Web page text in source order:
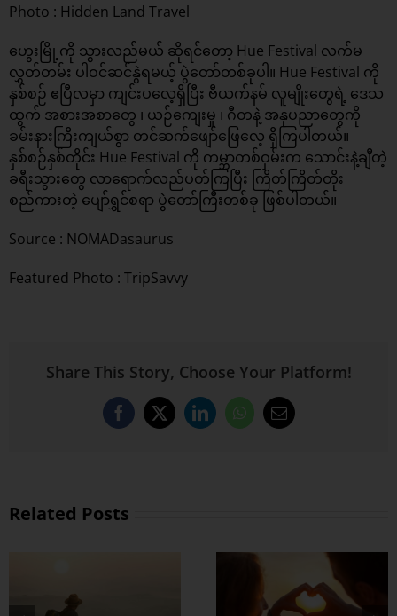
Photo : Hidden Land Travel
ဟွေးမြို့ကို သွားလည်မယ် ဆိုရင်တော့ Hue Festival လက်မ
လွှတ်တမ်း ပါဝင်ဆင်နွဲရမယ့် ပွဲတော်တစ်ခုပါ။ Hue Festival ကို
နှစ်စဉ် ဧပြီလမှာ ကျင်းပလေ့ရှိပြီး ဗီယက်နမ် လူမျိုးတွေရဲ့ ဒေသ
ထွက် အစားအစာတွေ ၊ ယဉ်ကျေးမှု ၊ ဂီတနဲ့ အနုပညာတွေကို
ခမ်းနားကြီးကျယ်စွာ တင်ဆက်ဖျော်ဖြေလေ့ ရှိကြပါတယ်။
နှစ်စဉ်နှစ်တိုင်း Hue Festival ကို ကမ္ဘာတစ်ဝှမ်းက သောင်းနဲ့ချီတဲ့
ခရီးသွားတွေ လာရောက်လည်ပတ်ကြပြီး ကြိတ်ကြိတ်တိုး
စည်ကားတဲ့ ပျော်ရွှင်စရာ ပွဲတော်ကြီးတစ်ခု ဖြစ်ပါတယ်။
Source : NOMADasaurus
Featured Photo : TripSavvy
Share This Story, Choose Your Platform!
Facebook
X LinkedInWhatsApp
Email
Related Posts